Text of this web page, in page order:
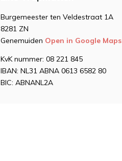
Burgemeester ten Veldestraat 1A
8281 ZN
Genemuiden Open in Google Maps
KvK nummer: 08 221 845
IBAN: NL31 ABNA 0613 6582 80
BIC: ABNANL2A